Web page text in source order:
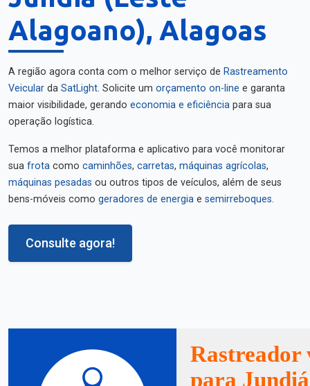
Alagoano), Alagoas
A região agora conta com o melhor serviço de Rastreamento
Veicular da SatLight. Solicite um orçamento on-line e garanta
maior visibilidade, gerando economia e eficiência para sua
operação logística.
Temos a melhor plataforma e aplicativo para você monitorar
sua frota como caminhões, carretas, máquinas agrícolas,
máquinas pesadas ou outros tipos de veículos, além de seus
bens-móveis como geradores de energia e semirreboques.
Consulte agora!
Rastreador
para Jundiá